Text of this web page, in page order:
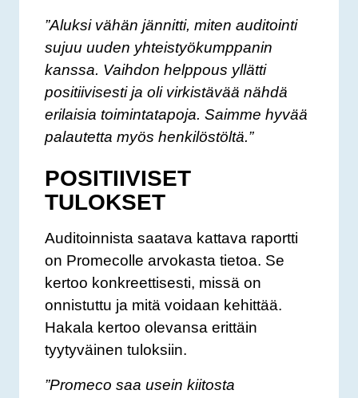
”Aluksi vähän jännitti, miten auditointi
sujuu uuden yhteistyökumppanin
kanssa. Vaihdon helppous yllätti
positiivisesti ja oli virkistävää nähdä
erilaisia toimintatapoja. Saimme hyvää
palautetta myös henkilöstöltä.”
POSITIIVISET
TULOKSET
Auditoinnista saatava kattava raportti
on Promecolle arvokasta tietoa. Se
kertoo konkreettisesti, missä on
onnistuttu ja mitä voidaan kehittää.
Hakala kertoo olevansa erittäin
tyytyväinen tuloksiin.
”Promeco saa usein kiitosta